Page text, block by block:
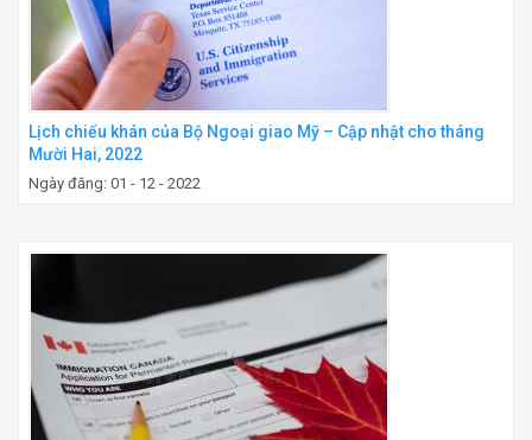
Lịch chiếu khán của Bộ Ngoại giao Mỹ – Cập nhật cho tháng
Mười Hai, 2022
Ngày đăng: 01 - 12 - 2022